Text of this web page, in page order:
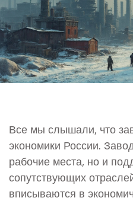
Все мы слышали, что
экономики России.
рабочие места, но и
сопутствующих
вписываются в